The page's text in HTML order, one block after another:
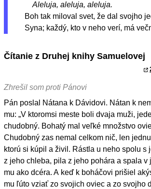
Aleluja, aleluja, aleluja.
Boh tak miloval svet, že dal svojho
Syna; každý, kto v neho verí, má
Čítanie z Druhej knihy Samuelovej
Zhrešil som proti Pánovi
Pán poslal Nátana k Dávidovi. Nátan k
mu: „V ktoromsi meste boli dvaja muži,
chudobný. Bohatý mal veľké množstvo
Chudobný zas nemal celkom nič, len
ktorú si kúpil a živil. Rástla u neho spolu s
z jeho chleba, pila z jeho pohára a spala v
mu ako dcéra. A keď k boháčovi prišiel
mu ľúto vziať zo svojich oviec a zo svojho